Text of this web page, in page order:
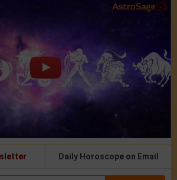
Daily Horoscope on Email